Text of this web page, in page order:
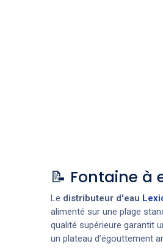
📝 Fontaine à
Le distributeur d'eau
alimenté sur une plage
qualité supérieure garantit
un plateau d’égouttement